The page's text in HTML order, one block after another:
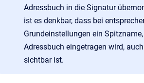
Adressbuch in die Signatur
ist es denkbar, dass bei
Grundeinstellungen ein
Adressbuch eingetragen wird,
sichtbar ist.